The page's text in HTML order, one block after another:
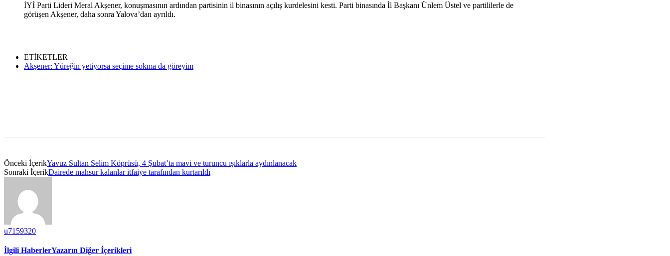
İYİ Parti Lideri Meral Akşener, konuşmasının ardından partisinin il binasının açılış kurdelesini kesti. Parti binasında İl Başkanı Ünlem Üstel ve partililerle de
görüşen Akşener, daha sonra Yalova’dan ayrıldı.
ETİKETLER
Akşener: Yüreğin yetiyorsa seçime sokma da göreyim
Önceki İçerikYavuz Sultan Selim Köprüsü, 4 Şubat’ta mavi ve turuncu ışıklarla aydınlanacak
Sonraki İçerikDairede mahsur kalanlar itfaiye tarafından kurtarıldı
u7159320
İlgili HaberlerYazarın Diğer İçerikleri